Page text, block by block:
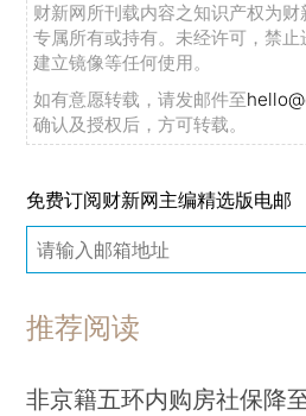
财新网所刊载内容之知识产权为
专属所有或持有。未经许可，禁
建立镜像等任何使用。
如有意愿转载，请发邮件至
确认及授权后，方可转载。
免费订阅财新网主编精选版电邮
推荐阅读
非京籍五环内购房社保降